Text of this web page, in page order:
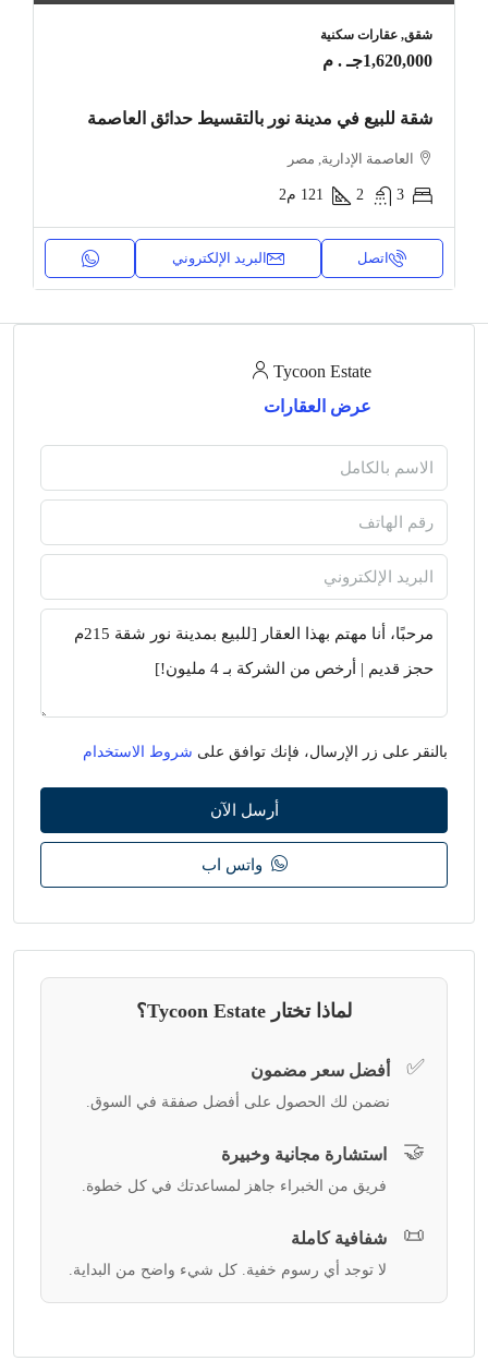
شقق, عقارات سكنية
1,620,000جـ . م
شقة للبيع في مدينة نور بالتقسيط حدائق العاصمة
العاصمة الإدارية, مصر
3
2
121 م2
اتصل البريد الإلكتروني
Tycoon Estate
عرض العقارات
بالنقر على زر الإرسال، فإنك توافق على شروط الاستخدام
أرسل الآن
واتس اب
لماذا تختار Tycoon Estate؟
✅ أفضل سعر مضمون
نضمن لك الحصول على أفضل صفقة في السوق.
🤝 استشارة مجانية وخبيرة
فريق من الخبراء جاهز لمساعدتك في كل خطوة.
📜 شفافية كاملة
لا توجد أي رسوم خفية. كل شيء واضح من البداية.